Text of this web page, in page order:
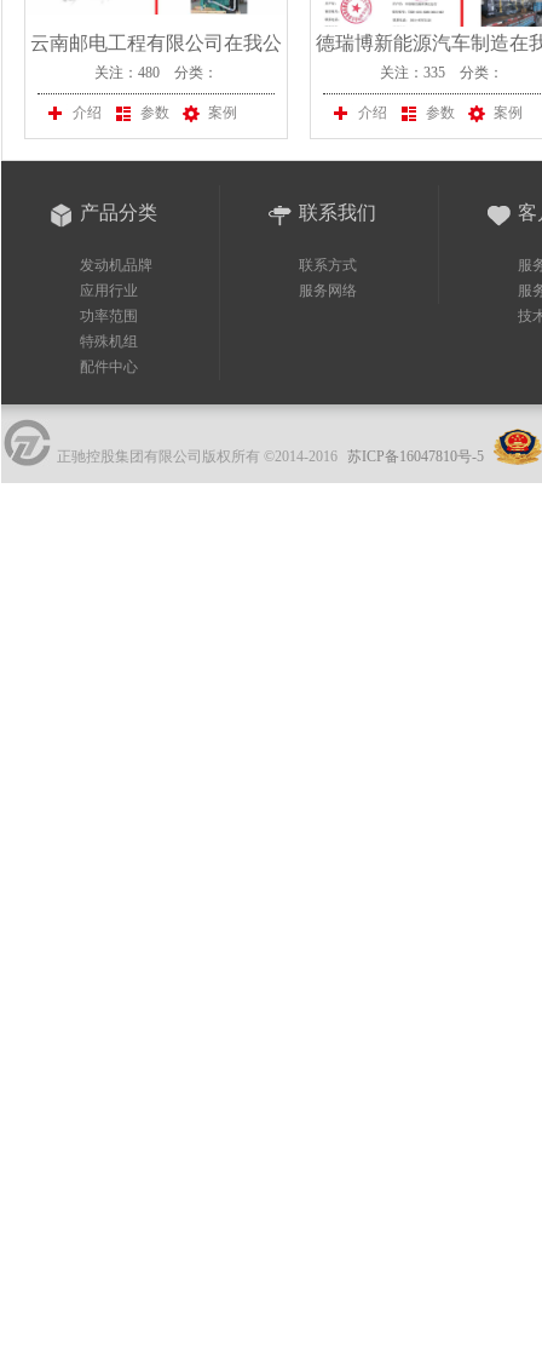
云南邮电工程有限公司在我公
司采购一台沃尔沃发电机组
关注：480 分类：
介绍 参数 案例
德瑞博新能源汽车制造在
司采购一台上柴股份发电
关注：335 分类：
介绍 参数 案例
产品分类
发动机品牌
应用行业
功率范围
特殊机组
配件中心
联系我们
联系方式
服务网络
客
服
服
技
正驰控股集团有限公司版权所有 ©2014-2016 苏ICP备16047810号-5